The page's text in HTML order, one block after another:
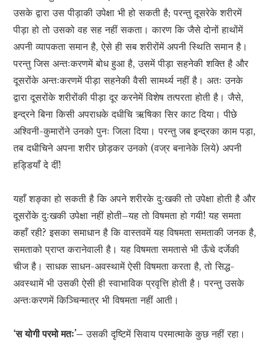
उसके द्वारा उस पीड़ाकी उपेक्षा भी हो सकती है; परन्तु दूसरेके शरीरमें
पीड़ा हो तो उसको वह सह नहीं सकता। कारण कि जैसे दोनों हाथोंमें
अपनी व्यापकता समान है, ऐसे ही सब शरीरोंमें अपनी स्थिति समान है।
परन्तु जिस अन्तःकरणमें बोध हुआ है, उसमें पीड़ा सहनेकी शक्ति है और
दूसरोंके अन्तःकरणमें पीड़ा सहनेकी वैसी सामर्थ्य नहीं है। अतः उनके
द्वारा दूसरोंके शरीरोंकी पीड़ा दूर करनेमें विशेष तत्परता होती है। जैसे,
इन्द्रने बिना किसी अपराधके दधीचि ऋषिका सिर काट दिया। पीछे
अश्विनी-कुमारोंने उनको पुनः जिला दिया। परन्तु जब इन्द्रका काम पड़ा,
तब दधीचिने अपना शरीर छोड़कर उनको (वज्र बनानेके लिये) अपनी
हड्डियाँ दे दीं!
यहाँ शङ्का हो सकती है कि अपने शरीरके दुःखकी तो उपेक्षा होती है और
दूसरोंके दुःखकी उपेक्षा नहीं होती–यह तो विषमता हो गयी! यह समता
कहाँ रही? इसका समाधान है कि वास्तवमें यह विषमता समताकी जनक है,
समताको प्राप्त करानेवाली है। यह विषमता समतासे भी ऊँचे दर्जेकी
चीज है। साधक साधन-अवस्थामें ऐसी विषमता करता है, तो सिद्ध-
अवस्थामें भी उसकी ऐसी ही स्वाभाविक प्रवृत्ति होती है। परन्तु उसके
अन्तःकरणमें किञ्चिन्मात्र भी विषमता नहीं आती।
‘स योगी परमो मतः’– उसकी दृष्टिमें सिवाय परमात्माके कुछ नहीं रहा।